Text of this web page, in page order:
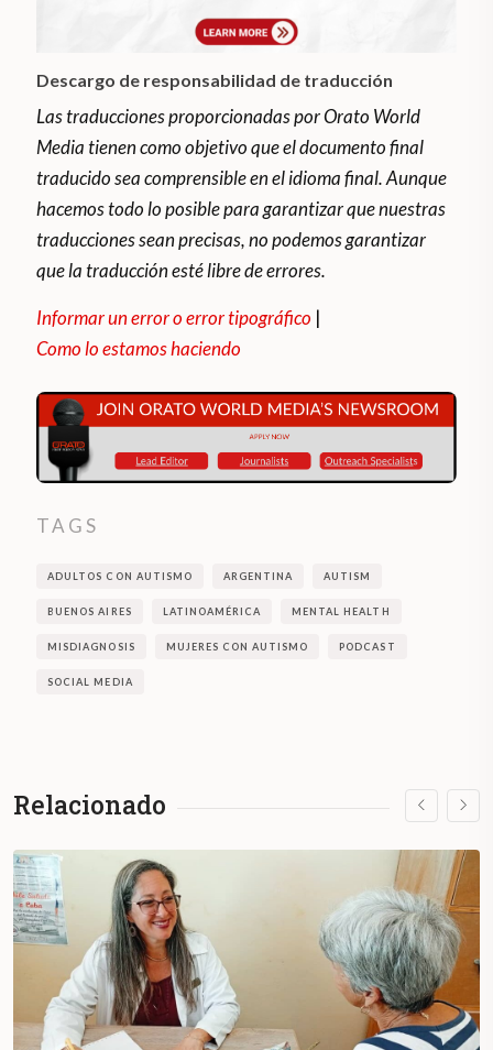
Descargo de responsabilidad de traducción
Las traducciones proporcionadas por Orato World
Media tienen como objetivo que el documento final
traducido sea comprensible en el idioma final. Aunque
hacemos todo lo posible para garantizar que nuestras
traducciones sean precisas, no podemos garantizar
que la traducción esté libre de errores.
Informar un error o error tipográfico |
Como lo estamos haciendo
TAGS
ADULTOS CON AUTISMO ARGENTINA AUTISM
BUENOS AIRES LATINOAMÉRICA MENTAL HEALTH
MISDIAGNOSIS MUJERES CON AUTISMO PODCAST
SOCIAL MEDIA
Relacionado